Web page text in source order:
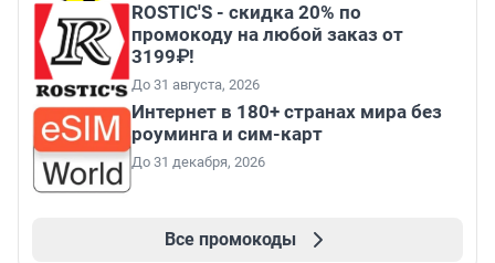
ROSTIC'S - скидка 20% по
промокоду на любой заказ от
3199₽!
До 31 августа, 2026
Интернет в 180+ странах мира без
роуминга и сим-карт
До 31 декабря, 2026
Все промокоды